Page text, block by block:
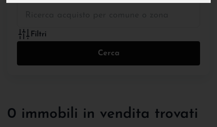
Filtri
Cerca
0 immobili in vendita trovati